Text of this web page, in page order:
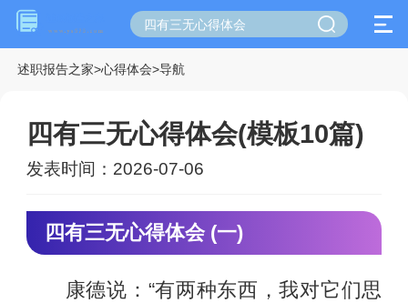
述职报告之家>心得体会>导航
四有三无心得体会(模板10篇)
发表时间：2026-07-06
四有三无心得体会 (一)
康德说：“有两种东西，我对它们思